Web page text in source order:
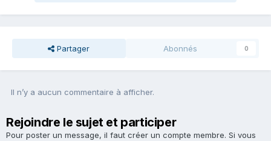
Partager Abonnés 0
Il n’y a aucun commentaire à afficher.
Rejoindre le sujet et participer
Pour poster un message, il faut créer un compte membre. Si vous